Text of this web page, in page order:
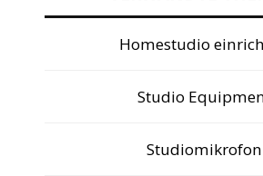
Homestudio
Studio
Studiomikrofon